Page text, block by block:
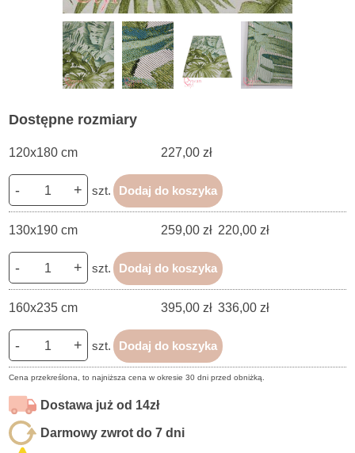
Dostępne rozmiary
120x180 cm 227,00 zł
- + szt. Dodaj do koszyka
130x190 cm 259,00 zł 220,00 zł
- + szt. Dodaj do koszyka
160x235 cm 395,00 zł 336,00 zł
- + szt. Dodaj do koszyka
Cena przekreślona, to najniższa cena w okresie 30 dni przed obniżką.
Dostawa już od 14zł
Darmowy zwrot do 7 dni